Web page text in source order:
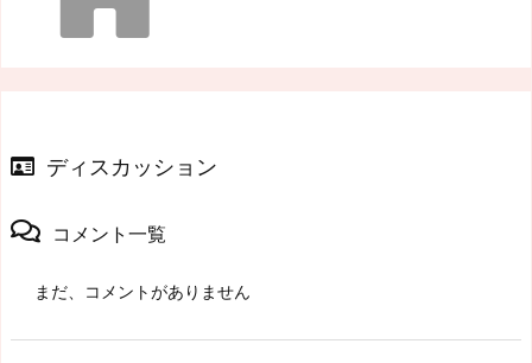
ディスカッション
コメント一覧
まだ、コメントがありません